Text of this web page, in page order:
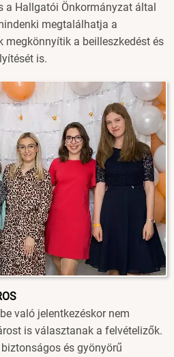
a Hallgatói Önkormányzat által
megtalálhatja a
megkönnyítik a beilleszkedést és
is.
való jelentkezéskor nem
is választanak a felvételizők.
és gyönyörű